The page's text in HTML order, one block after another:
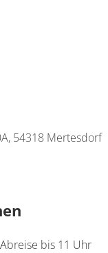
54318 Mertesdorf
bis 11 Uhr